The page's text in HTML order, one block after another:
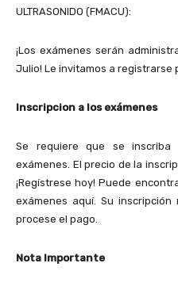
ULTRASONIDO (FMACU):
¡Los exámenes serán
Julio! Le invitamos a registrarse
Inscripcion a los exámenes
Se requiere que se
exámenes. El precio de la
¡Regístrese hoy! Puede
exámenes aquí. Su
procese el pago.
Nota Importante